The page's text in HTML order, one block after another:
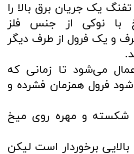
یک جریان برق بالا را
نوکی از جنس فلز
و یک فرول از طرف دیگر
می‌شود تا زمانی که
فرول همزمان فشرده و
شکسته و مهره روی میخ
برخوردار است لیکن